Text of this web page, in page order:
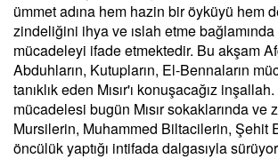
ümmet adına hem hazin bir öyküyü hem
zindeliğini ihya ve ıslah etme bağlamında
mücadeleyi ifade etmektedir. Bu akşam
Abduhların, Kutupların, El-Bennaların
tanıklık eden Mısır'ı konuşacağız
mücadelesi bugün Mısır sokaklarında ve
Mursilerin, Muhammed Biltacilerin, Şehit
öncülük yaptığı intifada dalgasıyla